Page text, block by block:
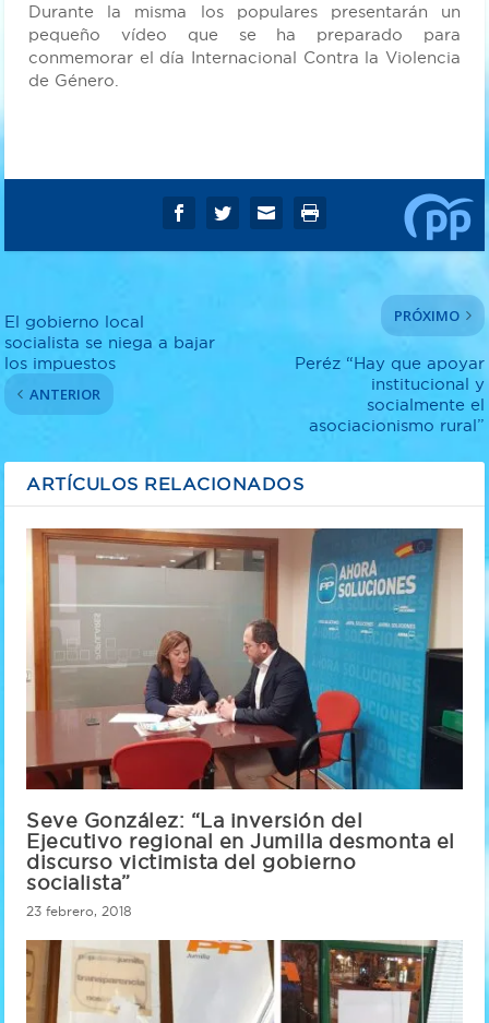
Durante la misma los populares presentarán un
pequeño vídeo que se ha preparado para
conmemorar el día Internacional Contra la Violencia
de Género.
El gobierno local
socialista se niega a bajar
los impuestos
ANTERIOR
PRÓXIMO
Peréz “Hay que apoyar
institucional y
socialmente el
asociacionismo rural”
ARTÍCULOS RELACIONADOS
Seve González: “La inversión del
Ejecutivo regional en Jumilla desmonta el
discurso victimista del gobierno
socialista”
23 febrero, 2018